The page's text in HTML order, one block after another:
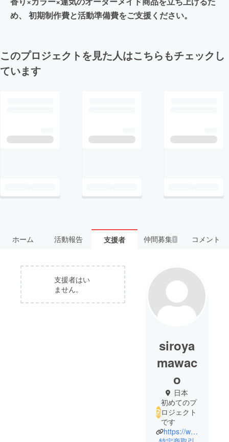
め、 初期制作費と活動準備費をご支援ください。
このプロジェクトを見た人はこちらもチェックし
ています
ホーム 活動報告 支援者 仲間募集 1 コメント
支援者はい
ません。
siroya
mawac
o
日本
初めてのプ
ロジェクト
です
https://www.instagram.com/wacosiroyama?igsh=MW1lZ2tid2xjemp4bA%3D%3D&utm_source=qr